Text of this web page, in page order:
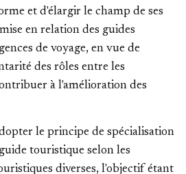
et d'élargir le champ de ses
en relation des guides
de voyage, en vue de
des rôles entre les
à l'amélioration des
le principe de spécialisation
touristique selon les
diverses, l'objectif étant